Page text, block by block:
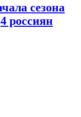
сезона
россиян